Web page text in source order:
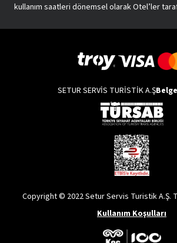
kullanım saatleri dönemsel olarak Otel’ler
SETUR SERVİS TURİSTİK A.Ş
Copyright © 2022 Setur Servis Turistik A.Ş.
Kullanım Koşulları